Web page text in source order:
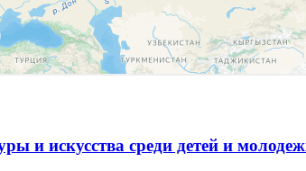
и искусства среди детей и